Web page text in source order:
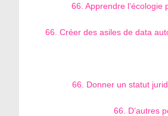
66. Apprendre l’écologie
66. Créer des asiles de data
66. Donner un statut
66. D’autres